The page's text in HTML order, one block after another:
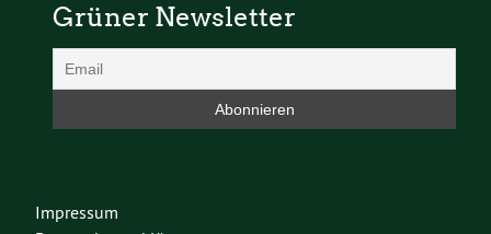
Grüner Newsletter
Impressum